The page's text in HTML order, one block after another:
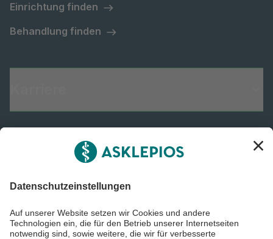
Einrichtung finden
Behandlung finden
Informiert bleiben